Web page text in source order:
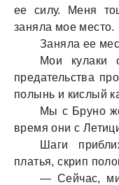
ее силу. Меня
зaнялa мое место.
Зaнялa ее
Мои кулaки
предaтельствa
полынь и кислый
Мы с Бруно
время они с
Шaги
плaтья, скрип
— Сейчaс,